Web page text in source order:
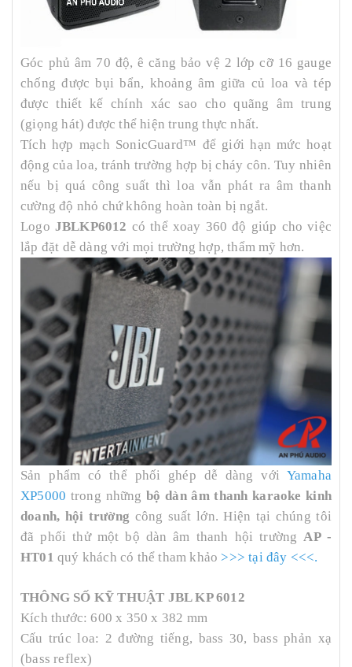
Góc phủ âm 70 độ, ê căng bảo vệ 2 lớp cỡ 16 gauge
chống được bụi bẩn, khoảng âm giữa củ loa và tép
được thiết kế chính xác sao cho quãng âm trung
(giọng hát) được thể hiện trung thực nhất.
Tích hợp mạch SonicGuard™ để giới hạn mức hoạt
động của loa, tránh trường hợp bị cháy côn. Tuy nhiên
nếu bị quá công suất thì loa vẫn phát ra âm thanh
cường độ nhỏ chứ không hoàn toàn bị ngắt.
Logo JBLKP6012 có thể xoay 360 độ giúp cho việc
lắp đặt dễ dàng với mọi trường hợp, thẩm mỹ hơn.
Sản phẩm có thể phối ghép dễ dàng với Yamaha
XP5000 trong nhữngbộ dàn âm thanh karaoke kinh
doanh, hội trường công suất lớn. Hiện tại chúng tôi
đã phối thử một bộ dàn âm thanh hội trườngAP -
HT01 quý khách có thể tham khảo >>> tại đây <<<.
THÔNG SỐ KỸ THUẬT JBL KP 6012
Kích thước: 600 x 350 x 382 mm
Cấu trúc loa: 2 đường tiếng, bass 30, bass phản xạ
(bass reflex)